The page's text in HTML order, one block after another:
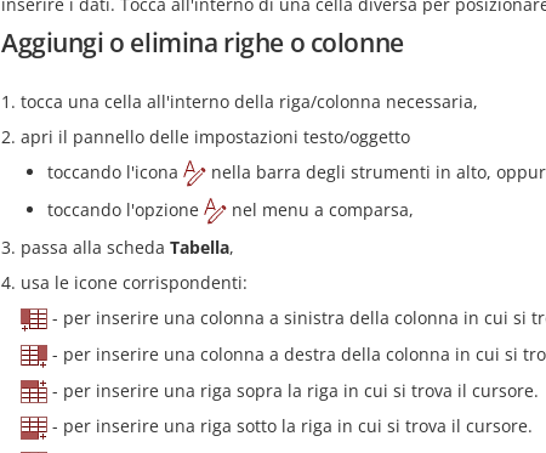
Aggiungi o elimina righe o colonne
tocca una cella all'interno della riga/colonna necessaria,
apri il pannello delle impostazioni testo/oggetto
toccando l'icona
nella barra degli strumenti in alto,
toccando l'opzione
nel menu a comparsa,
passa alla scheda Tabella,
usa le icone corrispondenti:
- per inserire una colonna a sinistra della colonna in cui si
- per inserire una colonna a destra della colonna in cui si
- per inserire una riga sopra la riga in cui si trova il cursore.
- per inserire una riga sotto la riga in cui si trova il cursore.